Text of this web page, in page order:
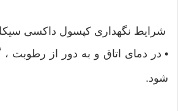
شرایط نگهداری کپسول داکسی
• در دمای اتاق و به دور از رطوبت ،
شود.